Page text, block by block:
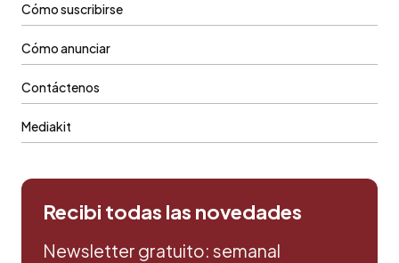
Cómo suscribirse
Cómo anunciar
Contáctenos
Mediakit
Recibi todas las novedades
Newsletter gratuito: semanal